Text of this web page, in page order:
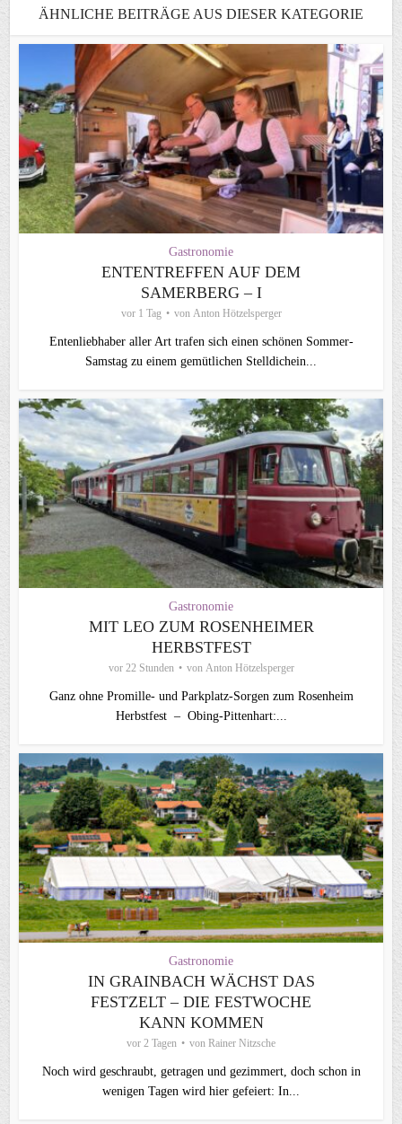
ÄHNLICHE BEITRÄGE AUS DIESER KATEGORIE
Gastronomie
ENTENTREFFEN AUF DEM
SAMERBERG – I
vor 1 Tag von Anton Hötzelsperger
Entenliebhaber aller Art trafen sich einen schönen Sommer-
Samstag zu einem gemütlichen Stelldichein...
Gastronomie
MIT LEO ZUM ROSENHEIMER
HERBSTFEST
vor 22 Stunden von Anton Hötzelsperger
Ganz ohne Promille- und Parkplatz-Sorgen zum Rosenheim
Herbstfest – Obing-Pittenhart:...
Gastronomie
IN GRAINBACH WÄCHST DAS
FESTZELT – DIE FESTWOCHE
KANN KOMMEN
vor 2 Tagen von Rainer Nitzsche
Noch wird geschraubt, getragen und gezimmert, doch schon in
wenigen Tagen wird hier gefeiert: In...